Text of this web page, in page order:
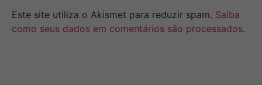
Este site utiliza o Akismet para reduzir spam. Saiba
como seus dados em comentários são processados.